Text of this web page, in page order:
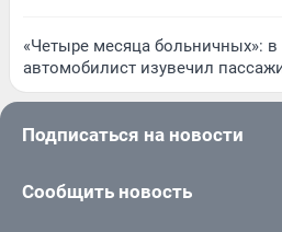
«Четыре месяца больничных»:
автомобилист изувечил
Подписаться на новости
Сообщить новость